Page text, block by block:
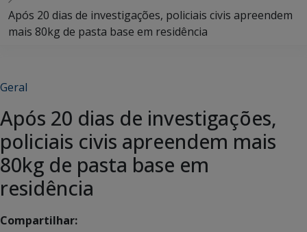
Após 20 dias de investigações, policiais civis apreendem
mais 80kg de pasta base em residência
Geral
Após 20 dias de investigações,
policiais civis apreendem mais
80kg de pasta base em
residência
Compartilhar: